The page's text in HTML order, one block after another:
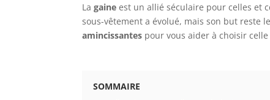
Lagaine est un allié séculaire pour celles et
sous-vêtement a évolué, mais son but reste
amincissantes pour vous aider à choisir
SOMMAIRE